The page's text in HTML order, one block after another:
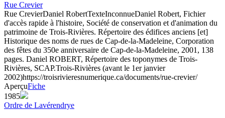
Rue Crevier
Rue CrevierDaniel RobertTexteInconnueDaniel Robert, Fichier
d'accès rapide à l'histoire, Société de conservation et d'animation du
patrimoine de Trois-Rivières. Répertoire des édifices anciens [et]
Historique des noms de rues de Cap-de-la-Madeleine, Corporation
des fêtes du 350e anniversaire de Cap-de-la-Madeleine, 2001, 138
pages. Daniel ROBERT, Répertoire des toponymes de Trois-
Rivières, SCAP.Trois-Rivières (avant le 1er janvier
2002)https://troisrivieresnumerique.ca/documents/rue-crevier/
AperçuFiche
1985
Ordre de Lavérendrye